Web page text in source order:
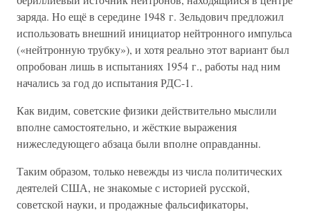
заряда. Но ещё в середине 1948 г. Зельдович предложил
использовать внешний инициатор нейтронного импульса
(«нейтронную трубку»), и хотя реально этот вариант был
опробован лишь в испытаниях 1954 г., работы над ним
начались за год до испытания РДС-1.
Как видим, советские физики действительно мыслили
вполне самостоятельно, и жёсткие выражения
нижеследующего абзаца были вполне оправданны.
Таким образом, только невежды из числа политических
деятелей США, не знакомые с историей русской,
советской науки, и продажные фальсификаторы,